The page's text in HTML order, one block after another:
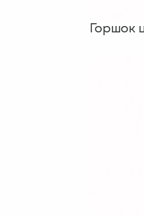
Горшок